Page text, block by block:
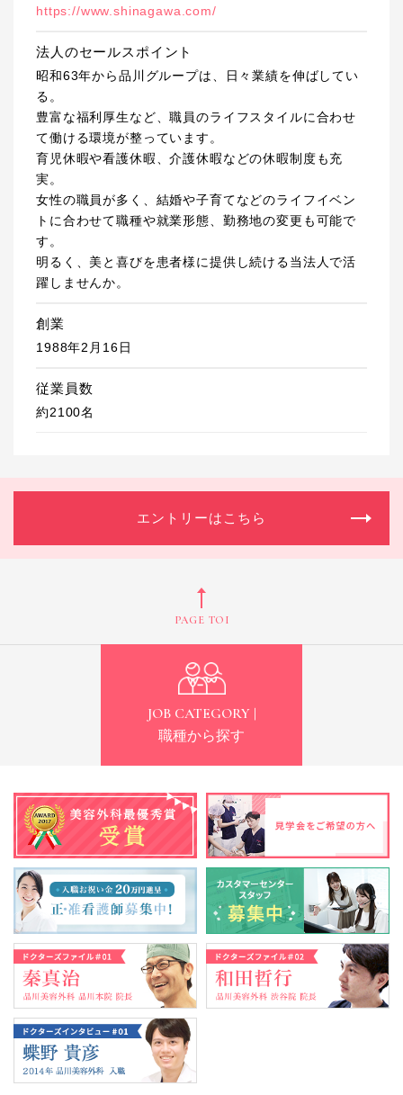
https://www.shinagawa.com/
法人のセールスポイント
昭和63年から品川グループは、日々業績を伸ばしてい
る。
豊富な福利厚生など、職員のライフスタイルに合わせ
て働ける環境が整っています。
育児休暇や看護休暇、介護休暇などの休暇制度も充
実。
女性の職員が多く、結婚や子育てなどのライフイベン
トに合わせて職種や就業形態、勤務地の変更も可能で
す。
明るく、美と喜びを患者様に提供し続ける当法人で活
躍しませんか。
創業
1988年2月16日
従業員数
約2100名
エントリーはこちら
JOB CATEGORY |
職種から探す
PAGE TOP